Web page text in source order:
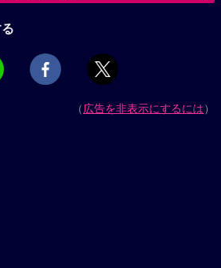
（広告を非表示にするには）